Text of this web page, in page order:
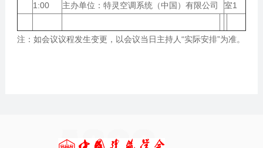
1:00
主办单位：特灵空调系统（中国）有限公司
室1
注：如会议议程发生变更，以会议当日主持人“实际安排”为准。